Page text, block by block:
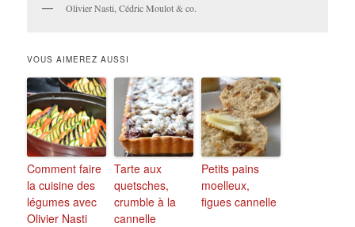
Olivier Nasti, Cédric Moulot & co.
VOUS AIMEREZ AUSSI
Comment faire
la cuisine des
légumes avec
Olivier Nasti
Tarte aux
quetsches,
crumble à la
cannelle
Petits pains
moelleux,
figues cannelle